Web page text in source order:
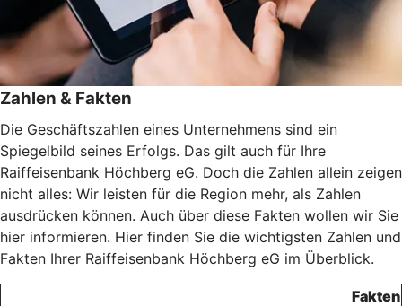
Zahlen & Fakten
Die Geschäftszahlen eines Unternehmens sind ein
Spiegelbild seines Erfolgs. Das gilt auch für Ihre
Raiffeisenbank Höchberg eG. Doch die Zahlen allein zeigen
nicht alles: Wir leisten für die Region mehr, als Zahlen
ausdrücken können. Auch über diese Fakten wollen wir Sie
hier informieren. Hier finden Sie die wichtigsten Zahlen und
Fakten Ihrer Raiffeisenbank Höchberg eG im Überblick.
Fakten